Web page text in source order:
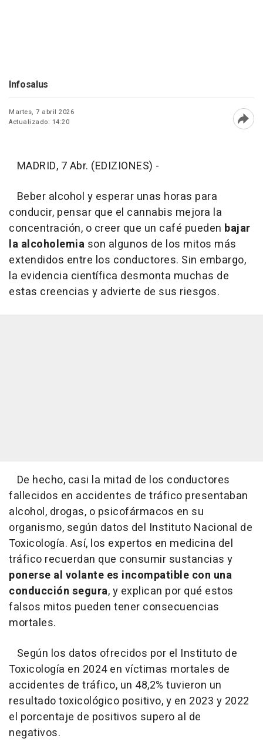
Infosalus
Martes, 7 abril 2026
Actualizado: 14:20
MADRID, 7 Abr. (EDIZIONES) -
Beber alcohol y esperar unas horas para
conducir, pensar que el cannabis mejora la
concentración, o creer que un café pueden bajar
la alcoholemia son algunos de los mitos más
extendidos entre los conductores. Sin embargo,
la evidencia científica desmonta muchas de
estas creencias y advierte de sus riesgos.
De hecho, casi la mitad de los conductores
fallecidos en accidentes de tráfico presentaban
alcohol, drogas, o psicofármacos en su
organismo, según datos del Instituto Nacional de
Toxicología. Así, los expertos en medicina del
tráfico recuerdan que consumir sustancias y
ponerse al volante es incompatible con una
conducción segura, y explican por qué estos
falsos mitos pueden tener consecuencias
mortales.
Según los datos ofrecidos por el Instituto de
Toxicología en 2024 en víctimas mortales de
accidentes de tráfico, un 48,2% tuvieron un
resultado toxicológico positivo, y en 2023 y 2022
el porcentaje de positivos supero al de
negativos.